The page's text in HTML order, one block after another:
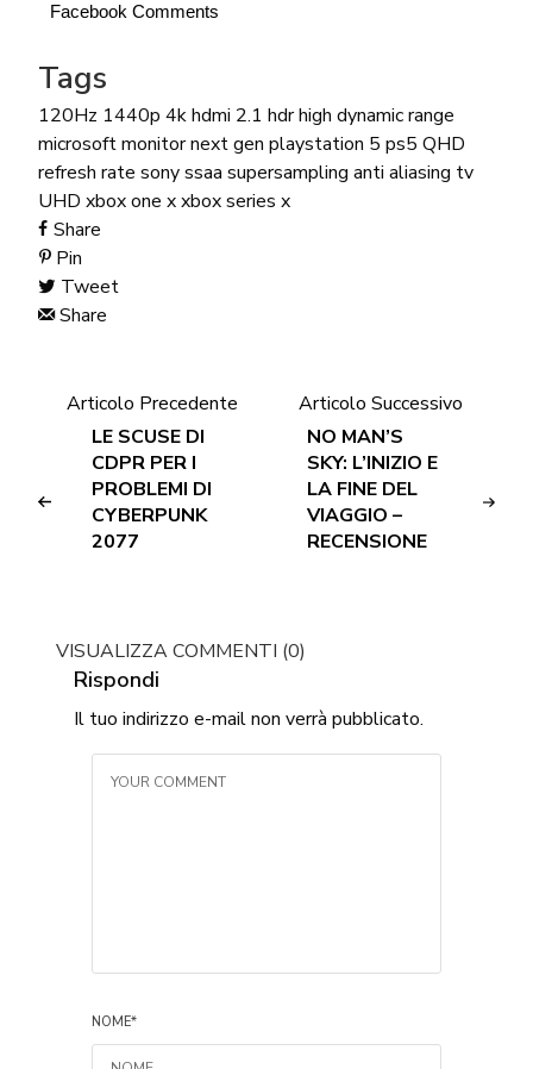
Facebook Comments
Tags
120Hz 1440p 4khdmi 2.1 hdrhigh dynamic range
microsoftmonitornext gen playstation 5 ps5 QHD
refresh rate sonyssaa supersampling anti aliasing tv
UHD xbox one xxbox series x
Share
Pin
Tweet
Share
Articolo Precedente
LE SCUSE DI
CDPR PER I
PROBLEMI DI
CYBERPUNK
2077
Articolo Successivo
NO MAN’S
SKY: L’INIZIO E
LA FINE DEL
VIAGGIO –
RECENSIONE
VISUALIZZA COMMENTI (0)
Rispondi
Il tuo indirizzo e-mail non verrà pubblicato.
NOME*